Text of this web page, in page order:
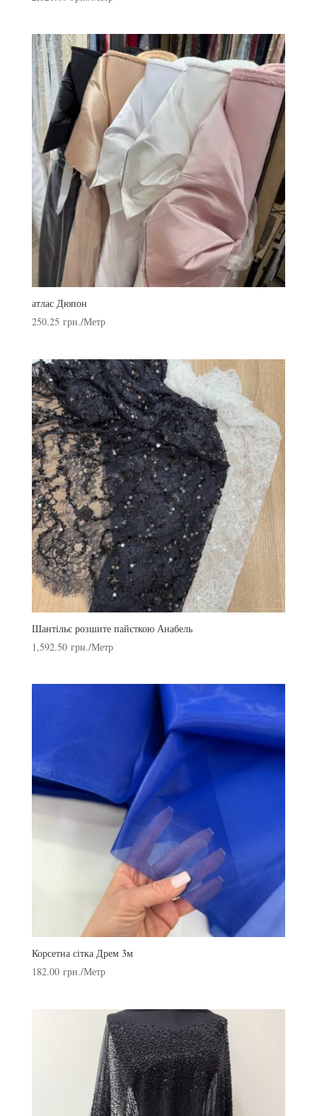
атлас Дюпон
250.25 грн./Метр
Шантільє розшите пайєткою Анабель
1,592.50 грн./Метр
Корсетна сітка Дрем 3м
182.00 грн./Метр